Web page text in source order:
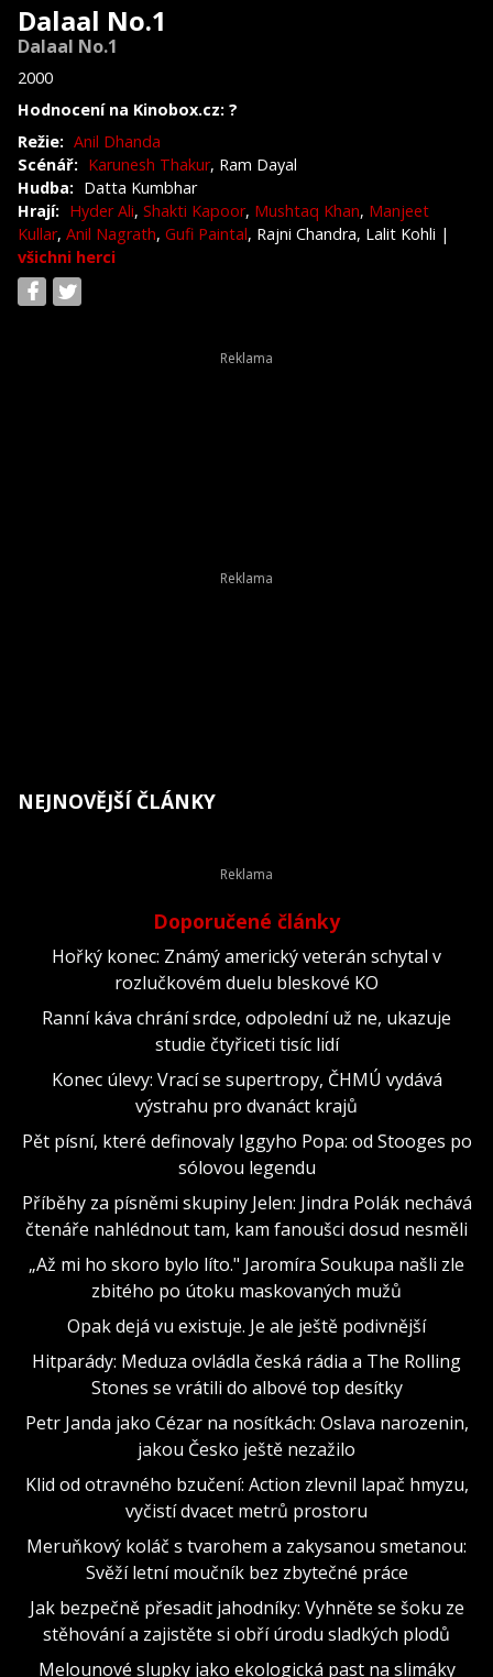
Dalaal No.1
Dalaal No.1
2000
Hodnocení na Kinobox.cz: ?
Režie: Anil Dhanda
Scénář: Karunesh Thakur, Ram Dayal
Hudba: Datta Kumbhar
Hrají: Hyder Ali, Shakti Kapoor, Mushtaq Khan, Manjeet
Kullar, Anil Nagrath, Gufi Paintal, Rajni Chandra, Lalit Kohli |
všichni herci
NEJNOVĚJŠÍ ČLÁNKY
Doporučené články
Hořký konec: Známý americký veterán schytal v
rozlučkovém duelu bleskové KO
Ranní káva chrání srdce, odpolední už ne, ukazuje
studie čtyřiceti tisíc lidí
Konec úlevy: Vrací se supertropy, ČHMÚ vydává
výstrahu pro dvanáct krajů
Pět písní, které definovaly Iggyho Popa: od Stooges po
sólovou legendu
Příběhy za písněmi skupiny Jelen: Jindra Polák nechává
čtenáře nahlédnout tam, kam fanoušci dosud nesměli
„Až mi ho skoro bylo líto." Jaromíra Soukupa našli zle
zbitého po útoku maskovaných mužů
Opak dejá vu existuje. Je ale ještě podivnější
Hitparády: Meduza ovládla česká rádia a The Rolling
Stones se vrátili do albové top desítky
Petr Janda jako Cézar na nosítkách: Oslava narozenin,
jakou Česko ještě nezažilo
Klid od otravného bzučení: Action zlevnil lapač hmyzu,
vyčistí dvacet metrů prostoru
Meruňkový koláč s tvarohem a zakysanou smetanou:
Svěží letní moučník bez zbytečné práce
Jak bezpečně přesadit jahodníky: Vyhněte se šoku ze
stěhování a zajistěte si obří úrodu sladkých plodů
Melounové slupky jako ekologická past na slimáky